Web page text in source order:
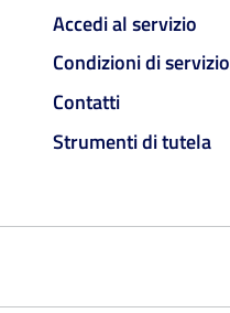
Accedi al servizio
Condizioni di servizio
Contatti
Strumenti di tutela